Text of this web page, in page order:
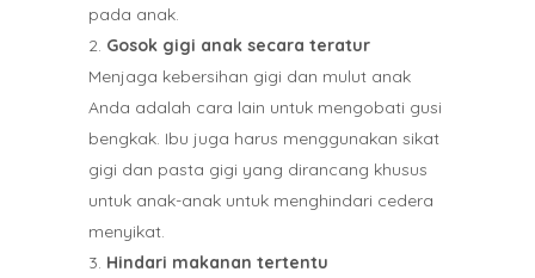
pada anak.
Gosok gigi anak secara teratur
Menjaga kebersihan gigi dan mulut anak
Anda adalah cara lain untuk mengobati gusi
bengkak. Ibu juga harus menggunakan sikat
gigi dan pasta gigi yang dirancang khusus
untuk anak-anak untuk menghindari cedera
menyikat.
Hindari makanan tertentu